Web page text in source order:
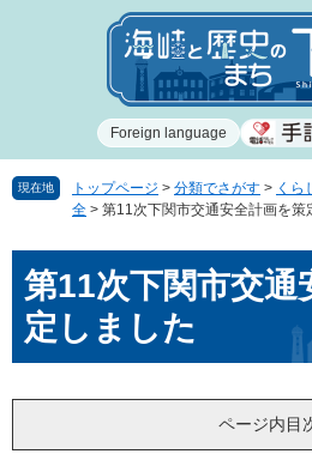
で
ば
Foreign language
現在地 トップページ > 分類でさがす > くら
全 > 第11次下関市交通安全計画を策
文第11次下関市交通
定しました
ページ内目